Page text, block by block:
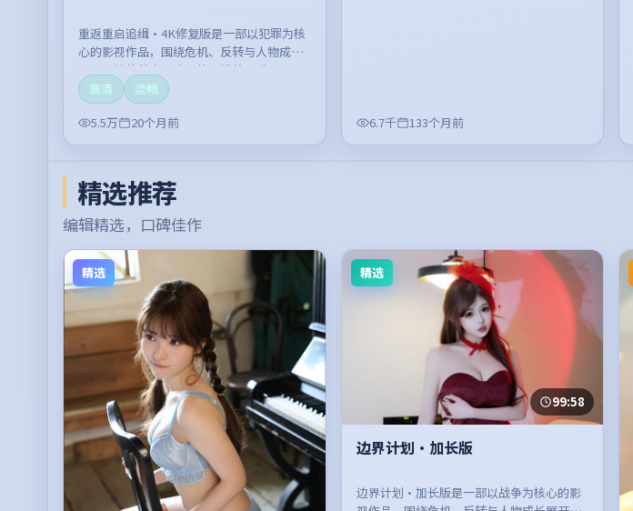
重返重启追缉·4K修复版是一部以犯罪为核
心的影视作品，围绕危机、反转与人物成长
展开，整体节奏紧凑，值得推荐观看。
高清
流畅
5.5万
20个月前 6.7千 133个月前
精选推荐
编辑精选，口碑佳作
精选 精选
99:58
边界计划·加长版
边界计划·加长版是一部以战争为核心的影